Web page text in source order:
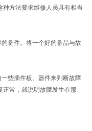
方法要求维修人员具有相当
备件。将一个好的备品与故
些插件板、器件来判断故障
正常，就说明故障发生在那